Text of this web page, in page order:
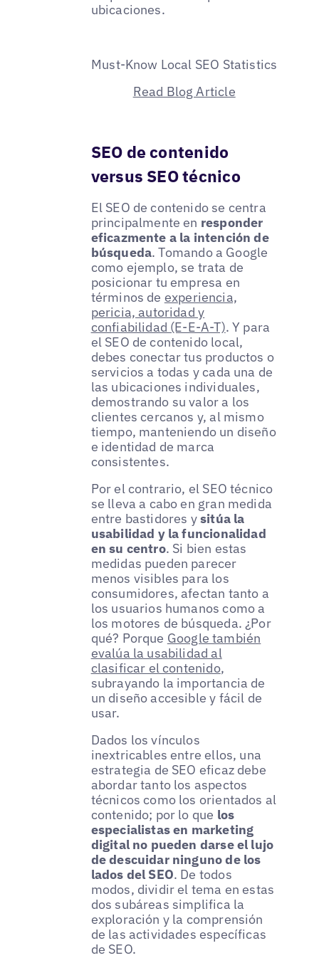
ubicaciones.
Must-Know Local SEO Statistics
Read Blog Article
SEO de contenido
versus SEO técnico
El SEO de contenido se centra
principalmente en responder
eficazmente a la intención de
búsqueda. Tomando a Google
como ejemplo, se trata de
posicionar tu empresa en
términos de experiencia,
pericia, autoridad y
confiabilidad (E-E-A-T). Y para
el SEO de contenido local,
debes conectar tus productos o
servicios a todas y cada una de
las ubicaciones individuales,
demostrando su valor a los
clientes cercanos y, al mismo
tiempo, manteniendo un diseño
e identidad de marca
consistentes.
Por el contrario, el SEO técnico
se lleva a cabo en gran medida
entre bastidores ysitúa la
usabilidad y la funcionalidad
en su centro. Si bien estas
medidas pueden parecer
menos visibles para los
consumidores, afectan tanto a
los usuarios humanos como a
los motores de búsqueda. ¿Por
qué? Porque Google también
evalúa la usabilidad al
clasificar el contenido,
subrayando la importancia de
un diseño accesible y fácil de
usar.
Dados los vínculos
inextricables entre ellos, una
estrategia de SEO eficaz debe
abordar tanto los aspectos
técnicos como los orientados al
contenido; por lo que los
especialistas en marketing
digital no pueden darse el lujo
de descuidar ninguno de los
lados del SEO. De todos
modos, dividir el tema en estas
dos subáreas simplifica la
exploración y la comprensión
de las actividades específicas
de SEO.